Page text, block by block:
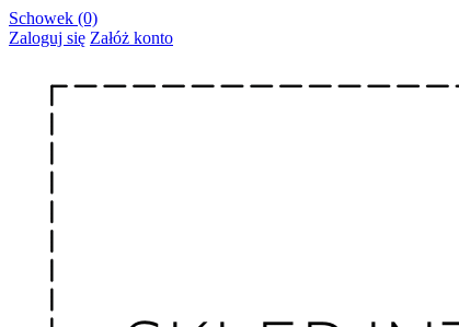
Schowek (0)
Zaloguj się Załóż konto